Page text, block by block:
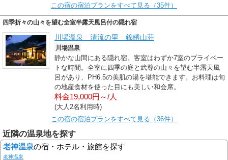
この宿の宿泊プランをすべて見る（35件）
四季折々の山々を望む全室半露天風呂付の隠れ宿
川場温泉 清流の里 錦綉山荘
川場温泉
静かな山間にある隠れ宿。客室はわずか7室のプライベー
トな時間。全室に四季の庭と武尊の山々を望む半露天風
呂があり、PH6.5の美肌の湯を堪能できます。お料理は旬
の地産食材を使った目にも美しい和会席。
料金19,000円～/人
(大人2名利用時)
この宿の宿泊プランをすべて見る（36件）
近隣の温泉地を探す
老神温泉の宿・ホテル・旅館を探す
老神温泉